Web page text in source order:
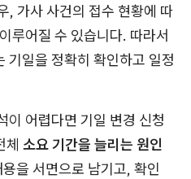
, 가사 사건의 접수 현황에 따
루어질 수 있습니다. 따라서
기일을 정확히 확인하고 일정
이 어렵다면 기일 변경 신청
체 소요 기간을 늘리는 원인
을 서면으로 남기고, 확인